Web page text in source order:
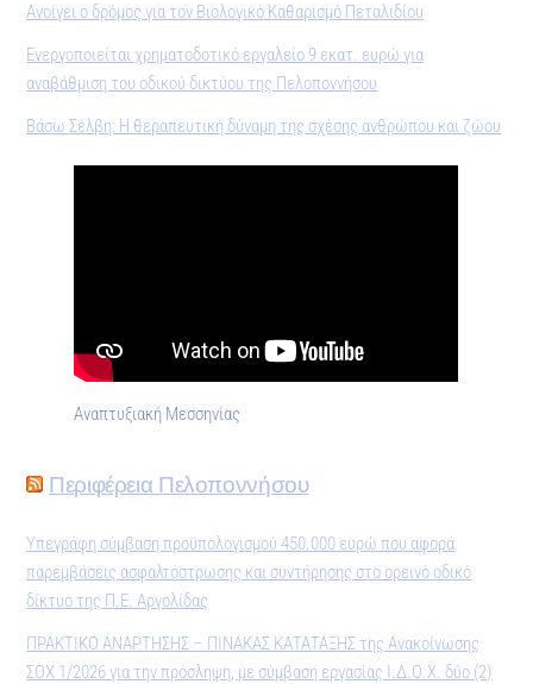
Ανοίγει ο δρόμος για τον Βιολογικό Καθαρισμό Πεταλιδίου
Ενεργοποιείται χρηματοδοτικό εργαλείο 9 εκατ. ευρώ για
αναβάθμιση του οδικού δικτύου της Πελοποννήσου
Βάσω Σέλβη: Η θεραπευτική δύναμη της σχέσης ανθρώπου και ζώου
Αναπτυξιακή Μεσσηνίας
Περιφέρεια Πελοποννήσου
Υπεγράφη σύμβαση προϋπολογισμού 450.000 ευρώ που αφορά
παρεμβάσεις ασφαλτόστρωσης και συντήρησης στο ορεινό οδικό
δίκτυο της Π.Ε. Αργολίδας
ΠΡΑΚΤΙΚO ΑΝΑΡΤΗΣΗΣ – ΠΙΝΑΚΑΣ ΚΑΤΑΤΑΞΗΣ της Ανακοίνωσης
ΣΟΧ 1/2026 για την πρόσληψη, με σύμβαση εργασίας Ι.Δ.Ο.Χ. δύο (2)